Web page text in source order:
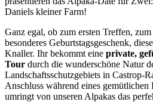
Daniels kleiner Farm!
Ganz egal, ob zum ersten Treffen, zum
besonderes Geburtstagsgeschenk,
Knaller. Ihr bekommt eine private,
Tour durch die wunderschöne Natur
Landschaftsschutzgebiets in Castrop-
Anschluss während eines
umringt von unseren Alpakas das